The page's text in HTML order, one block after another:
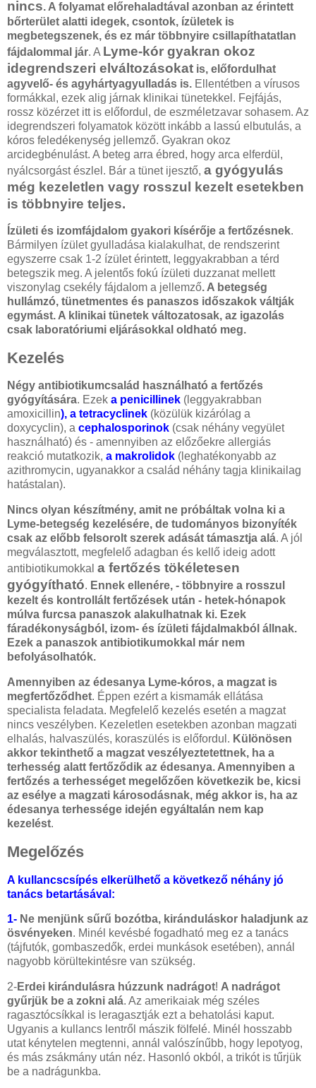
nincs. A folyamat előrehaladtával azonban az érintett
bőrterület alatti idegek, csontok, ízületek is
megbetegszenek, és ez már többnyire csillapíthatatlan
fájdalommal jár. A Lyme-kór gyakran okoz
idegrendszeri elváltozásokat is, előfordulhat
agyvelő- és agyhártyagyulladás is. Ellentétben a vírusos
formákkal, ezek alig járnak klinikai tünetekkel. Fejfájás,
rossz közérzet itt is előfordul, de eszméletzavar sohasem. Az
idegrendszeri folyamatok között inkább a lassú elbutulás, a
kóros feledékenység jellemző. Gyakran okoz
arcidegbénulást. A beteg arra ébred, hogy arca elferdül,
nyálcsorgást észlel. Bár a tünet ijesztő, a gyógyulás
még kezeletlen vagy rosszul kezelt esetekben
is többnyire teljes.
Ízületi és izomfájdalom gyakori kísérője a fertőzésnek.
Bármilyen ízület gyulladása kialakulhat, de rendszerint
egyszerre csak 1-2 ízület érintett, leggyakrabban a térd
betegszik meg. A jelentős fokú ízületi duzzanat mellett
viszonylag csekély fájdalom a jellemző. A betegség
hullámzó, tünetmentes és panaszos időszakok váltják
egymást. A klinikai tünetek változatosak, az igazolás
csak laboratóriumi eljárásokkal oldható meg.
Kezelés
Négy antibiotikumcsalád használható a fertőzés
gyógyítására. Ezek a penicillinek (leggyakrabban
amoxicillin), a tetracyclinek (közülük kizárólag a
doxycyclin), a cephalosporinok (csak néhány vegyület
használható) és - amennyiben az előzőekre allergiás
reakció mutatkozik, a makrolidok (leghatékonyabb az
azithromycin, ugyanakkor a család néhány tagja klinikailag
hatástalan).
Nincs olyan készítmény, amit ne próbáltak volna ki a
Lyme-betegség kezelésére, de tudományos bizonyíték
csak az előbb felsorolt szerek adását támasztja alá. A jól
megválasztott, megfelelő adagban és kellő ideig adott
antibiotikumokkal a fertőzés tökéletesen
gyógyítható. Ennek ellenére, - többnyire a rosszul
kezelt és kontrollált fertőzések után - hetek-hónapok
múlva furcsa panaszok alakulhatnak ki. Ezek
fáradékonyságból, izom- és ízületi fájdalmakból állnak.
Ezek a panaszok antibiotikumokkal már nem
befolyásolhatók.
Amennyiben az édesanya Lyme-kóros, a magzat is
megfertőződhet. Éppen ezért a kismamák ellátása
specialista feladata. Megfelelő kezelés esetén a magzat
nincs veszélyben. Kezeletlen esetekben azonban magzati
elhalás, halvaszülés, koraszülés is előfordul. Különösen
akkor tekinthető a magzat veszélyeztetettnek, ha a
terhesség alatt fertőződik az édesanya. Amennyiben a
fertőzés a terhességet megelőzően következik be, kicsi
az esélye a magzati károsodásnak, még akkor is, ha az
édesanya terhessége idején egyáltalán nem kap
kezelést.
Megelőzés
A kullancscsípés elkerülhető a következő néhány jó
tanács betartásával:
1- Ne menjünk sűrű bozótba, kiránduláskor haladjunk az
ösvényeken. Minél kevésbé fogadható meg ez a tanács
(tájfutók, gombaszedők, erdei munkások esetében), annál
nagyobb körültekintésre van szükség.
2-Erdei kirándulásra húzzunk nadrágot! A nadrágot
gyűrjük be a zokni alá. Az amerikaiak még széles
ragasztócsíkkal is leragasztják ezt a behatolási kaput.
Ugyanis a kullancs lentről mászik fölfelé. Minél hosszabb
utat kénytelen megtenni, annál valószínűbb, hogy lepotyog,
és más zsákmány után néz. Hasonló okból, a trikót is tűrjük
be a nadrágunkba.